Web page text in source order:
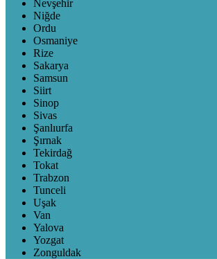
Nevşehir
Niğde
Ordu
Osmaniye
Rize
Sakarya
Samsun
Siirt
Sinop
Sivas
Şanlıurfa
Şırnak
Tekirdağ
Tokat
Trabzon
Tunceli
Uşak
Van
Yalova
Yozgat
Zonguldak